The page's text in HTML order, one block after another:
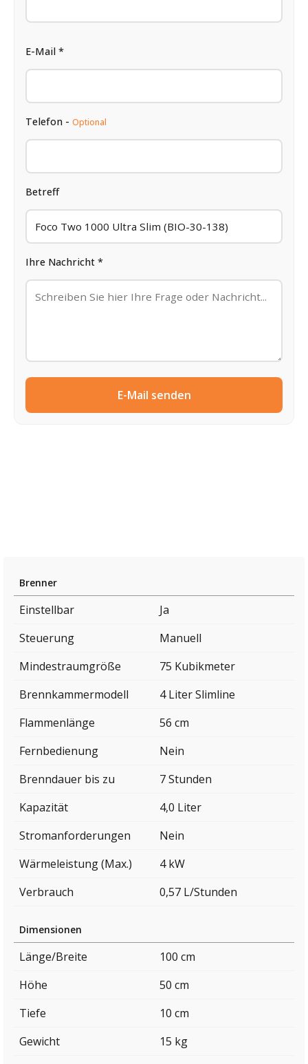
E-Mail *
Telefon - Optional
Betreff
Ihre Nachricht *
E-Mail senden
Brenner
Einstellbar
Ja
Steuerung
Manuell
Mindestraumgröße
75 Kubikmeter
Brennkammermodell
4 Liter Slimline
Flammenlänge
56 cm
Fernbedienung
Nein
Brenndauer bis zu
7 Stunden
Kapazität
4,0 Liter
Stromanforderungen
Nein
Wärmeleistung (Max.)
4 kW
Verbrauch
0,57 L/Stunden
Dimensionen
Länge/Breite
100 cm
Höhe
50 cm
Tiefe
10 cm
Gewicht
15 kg